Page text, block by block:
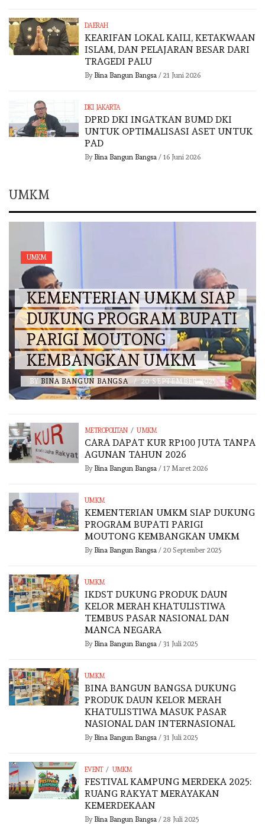
DAERAH
KEARIFAN LOKAL KAILI, KETAKWAAN
ISLAM, DAN PELAJARAN BESAR DARI
TRAGEDI PALU
By Bina Bangun Bangsa/ 21 Juni 2026
DKI JAKARTA
DPRD DKI INGATKAN BUMD DKI
UNTUK OPTIMALISASI ASET UNTUK
PAD
By Bina Bangun Bangsa/ 16 Juni 2026
UMKM
UMKM
KEMENTERIAN UMKM SIAP
DUKUNG PROGRAM BUPATI
PARIGI MOUTONG
KEMBANGKAN UMKM
BY BINA BANGUN BANGSA / 20 SEPTEMBER 2025
METROPOLITAN / UMKM
CARA DAPAT KUR RP100 JUTA TANPA
AGUNAN TAHUN 2026
By Bina Bangun Bangsa/ 17 Maret 2026
UMKM
KEMENTERIAN UMKM SIAP DUKUNG
PROGRAM BUPATI PARIGI
MOUTONG KEMBANGKAN UMKM
By Bina Bangun Bangsa/ 20 September 2025
UMKM
IKDST DUKUNG PRODUK DAUN
KELOR MERAH KHATULISTIWA
TEMBUS PASAR NASIONAL DAN
MANCA NEGARA
By Bina Bangun Bangsa/ 31 Juli 2025
UMKM
BINA BANGUN BANGSA DUKUNG
PRODUK DAUN KELOR MERAH
KHATULISTIWA MASUK PASAR
NASIONAL DAN INTERNASIONAL
By Bina Bangun Bangsa/ 31 Juli 2025
EVENT / UMKM
FESTIVAL KAMPUNG MERDEKA 2025:
RUANG RAKYAT MERAYAKAN
KEMERDEKAAN
By Bina Bangun Bangsa/ 28 Juli 2025